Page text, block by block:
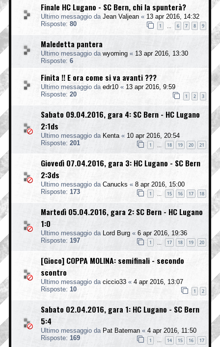
Finale HC Lugano - SC Bern, chi la spunterà?
Ultimo messaggio da Jean Valjean « 13 apr 2016, 14:32
Risposte: 80 1 6 7 8 9
Maledetta pantera
Ultimo messaggio da wyoming « 13 apr 2016, 13:30
Risposte: 6
Finita !! E ora come si va avanti ???
Ultimo messaggio da edr10 « 13 apr 2016, 9:59
Risposte: 20 1 2 3
Sabato 09.04.2016, gara 4: SC Bern - HC Lugano
2:1ds
Ultimo messaggio da Kenta « 10 apr 2016, 20:54
Risposte: 201 1 18 19 20 21
Giovedì 07.04.2016, gara 3: HC Lugano - SC Bern
2:3ds
Ultimo messaggio da Canucks « 8 apr 2016, 15:00
Risposte: 173 1 15 16 17 18
Martedì 05.04.2016, gara 2: SC Bern - HC Lugano
1:0
Ultimo messaggio da Lord Burg « 6 apr 2016, 19:36
Risposte: 197 1 17 18 19 20
[Gioco] COPPA MOLINA: semifinali - secondo
scontro
Ultimo messaggio da ciccio33 « 4 apr 2016, 13:07
Risposte: 10 1 2
Sabato 02.04.2016, gara 1: HC Lugano - SC Bern
5:4
Ultimo messaggio da Pat Bateman « 4 apr 2016, 11:50
Risposte: 169 1 14 15 16 17